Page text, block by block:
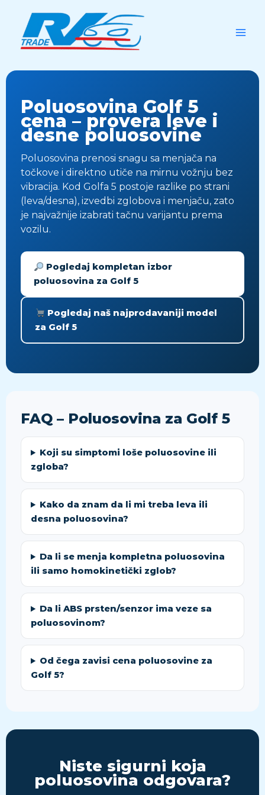
content
Poluosovina Golf 5
cena – provera leve i
desne poluosovine
Poluosovina prenosi snagu sa menjača na
točkove i direktno utiče na mirnu vožnju bez
vibracija. Kod Golfa 5 postoje razlike po strani
(leva/desna), izvedbi zglobova i menjaču, zato
je najvažnije izabrati tačnu varijantu prema
vozilu.
Pogledaj kompletan izbor
poluosovina za Golf 5
Pogledaj naš najprodavaniji model
za Golf 5
FAQ – Poluosovina za Golf 5
Koji su simptomi loše poluosovine ili
zgloba?
Kako da znam da li mi treba leva ili
desna poluosovina?
Da li se menja kompletna poluosovina
ili samo homokinetički zglob?
Da li ABS prsten/senzor ima veze sa
poluosovinom?
Od čega zavisi cena poluosovine za
Golf 5?
Niste sigurni koja
poluosovina odgovara?